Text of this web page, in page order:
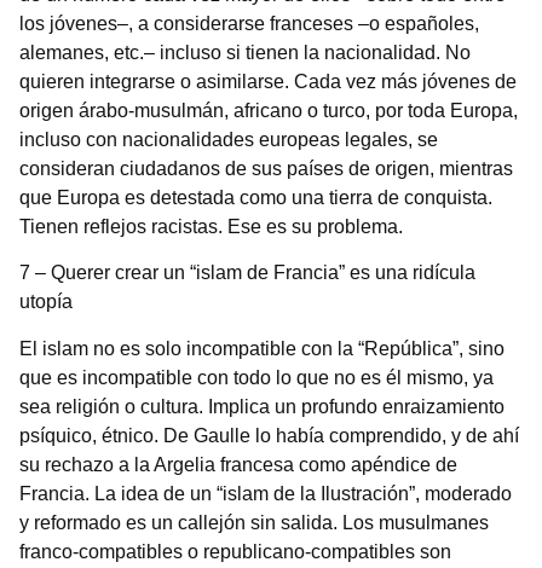
los jóvenes–, a considerarse franceses –o españoles,
alemanes, etc.– incluso si tienen la nacionalidad. No
quieren integrarse o asimilarse. Cada vez más jóvenes de
origen árabo-musulmán, africano o turco, por toda Europa,
incluso con nacionalidades europeas legales, se
consideran ciudadanos de sus países de origen, mientras
que Europa es detestada como una tierra de conquista.
Tienen reflejos racistas. Ese es su problema.
7 – Querer crear un “islam de Francia” es una ridícula
utopía
El islam no es solo incompatible con la “República”, sino
que es incompatible con todo lo que no es él mismo, ya
sea religión o cultura. Implica un profundo enraizamiento
psíquico, étnico. De Gaulle lo había comprendido, y de ahí
su rechazo a la Argelia francesa como apéndice de
Francia. La idea de un “islam de la Ilustración”, moderado
y reformado es un callejón sin salida. Los musulmanes
franco-compatibles o republicano-compatibles son